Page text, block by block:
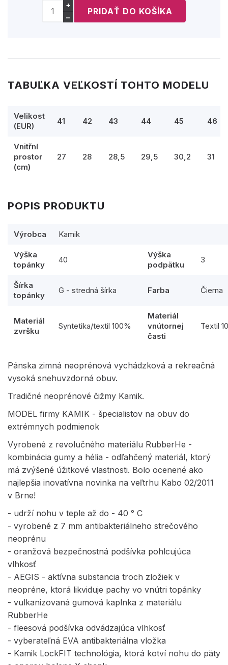
+
−
TABUĽKA VEĽKOSTÍ TOHTO MODELU
Velikost
(EUR)
41 42 43 44 45 46
Vnitřní
prostor
(cm)
27 28 28,5 29,5 30,2 31
POPIS PRODUKTU
Výrobca Kamik
Výška
topánky
40
Výška
podpätku
3
Šírka
topánky
G - stredná šírka Farba Čierna
Materiál
zvršku
Syntetika/textil 100%
Materiál
vnútornej
časti
Textil
Pánska zimná neoprénová vychádzková a rekreačná
vysoká snehuvzdorná obuv.
Tradičné neoprénové čižmy Kamik.
MODEL firmy KAMIK - špecialistov na obuv do
extrémnych podmienok
Vyrobené z revolučného materiálu RubberHe -
kombinácia gumy a hélia - odľahčený materiál, ktorý
má zvýšené úžitkové vlastnosti. Bolo ocenené ako
najlepšia inovatívna novinka na veľtrhu Kabo 02/2011
v Brne!
- udrží nohu v teple až do - 40 ° C
- vyrobené z 7 mm antibakteriálneho strečového
neoprénu
- oranžová bezpečnostná podšívka pohlcujúca
vlhkosť
- AEGIS - aktívna substancia troch zložiek v
neopréne, ktorá likviduje pachy vo vnútri topánky
- vulkanizovaná gumová kaplnka z materiálu
RubberHe
- fleesová podšívka odvádzajúca vlhkosť
- vyberateľná EVA antibakteriálna vložka
- Kamik LockFIT technológia, ktorá kotví nohu do päty